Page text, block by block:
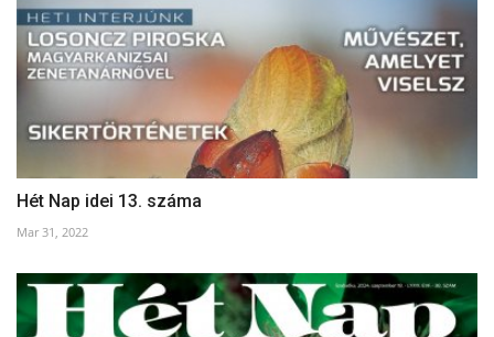
Hét Nap idei 13. száma
Mar 31, 2022